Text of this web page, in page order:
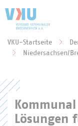
Sie befinden sich
VKU-Startseite
Niedersachsen/
Lösungen